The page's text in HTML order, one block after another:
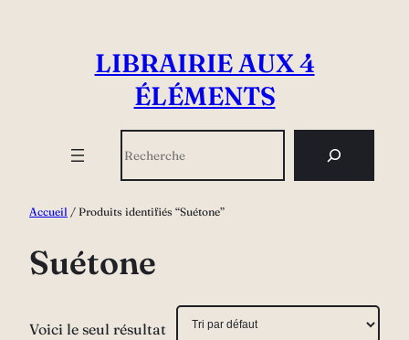
LIBRAIRIE AUX 4
ÉLÉMENTS
Accueil / Produits identifiés “Suétone”
Suétone
Voici le seul résultat